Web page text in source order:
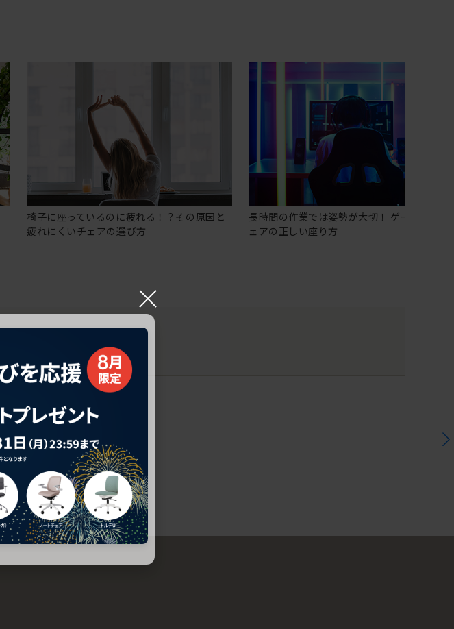
椅子に座っているのに疲れる！？その原因と
疲れにくいチェアの選び方
長時間の作業では姿勢が大切！ ゲーミングチ
ェアの正しい座り方
×